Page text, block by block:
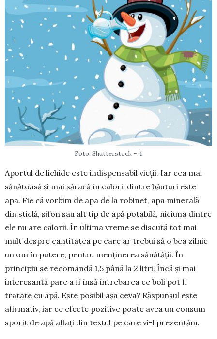
Foto: Shutterstock – 4
Aportul de lichide este indispensabil vieții. Iar cea mai
sănătoasă și mai săracă în calorii dintre băuturi este
apa. Fie că vorbim de apa de la robinet, apa minerală
din sticlă, sifon sau alt tip de apă pota­bilă, niciuna dintre
ele nu are calorii. În ultima vreme se discută tot mai
mult despre cantitatea pe care ar trebui să o bea zilnic
un om în putere, pentru menți­ne­rea sănătății. În
principiu se recomandă 1,5 până la 2 litri. Încă și mai
interesantă pare a fi însă întrebarea ce boli pot fi
tratate cu apă. Este posibil așa ceva? Răspunsul este
afirmativ, iar ce efecte pozitive poate avea un consum
sporit de apă aflați din textul pe care vi-l prezen­tăm.